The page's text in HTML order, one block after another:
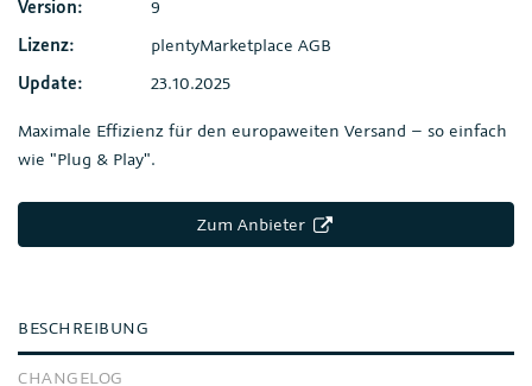
Version:
9
Lizenz:
plentyMarketplace AGB
Update:
23.10.2025
Maximale Effizienz für den europaweiten Versand – so einfach
wie "Plug & Play".
Zum Anbieter
BESCHREIBUNG
CHANGELOG